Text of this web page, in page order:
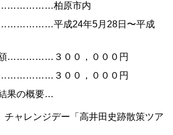
柏原市内
平成24年5月28日〜平成
額……………３００，０００円
３００，０００円
果の概要…
ャレンジデー「高井田史跡散策ツア